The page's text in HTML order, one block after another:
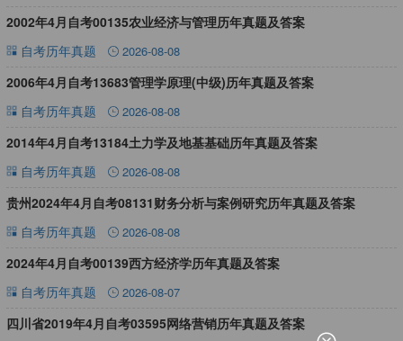
2002年4月自考00135农业经济与管理历年真题及答案
自考历年真题
2026-08-08
2006年4月自考13683管理学原理(中级)历年真题及答案
自考历年真题
2026-08-08
2014年4月自考13184土力学及地基基础历年真题及答案
自考历年真题
2026-08-08
贵州2024年4月自考08131财务分析与案例研究历年真题及答案
自考历年真题
2026-08-08
2024年4月自考00139西方经济学历年真题及答案
自考历年真题
2026-08-07
四川省2019年4月自考03595网络营销历年真题及答案